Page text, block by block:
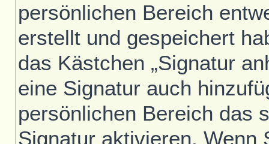
persönlichen Bereich
erstellt und gespeichert
das Kästchen „Signatur
eine Signatur auch
persönlichen Bereich das
Signatur aktivieren. Wenn